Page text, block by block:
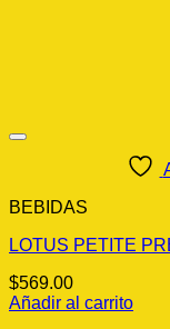
BEBIDAS
LOTUS PETITE
$569.00
Añadir al carrito